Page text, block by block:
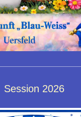
Session 2026